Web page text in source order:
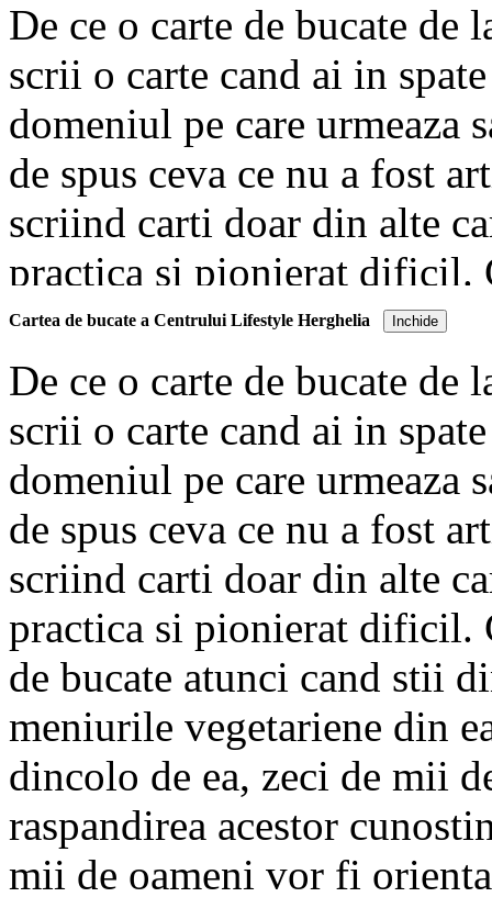
De ce o carte de bucate de
scrii o carte cand ai in
domeniul pe care urmeaza
de spus ceva ce nu a fost
scriind carti doar din alte
practica si pionierat dificil.
de bucate atunci cand stii
meniurile vegetariene din
dincolo de ea, zeci de mii
raspandirea acestor
mii de oameni vor fi
sanatosi si, de ce nu, mai
O carte care se bazeaza pe
nutritionistilor si a
Lifestyle Herghel
Cartea de bucate a Centrului Lifestyle Herghelia Inchide
De ce o carte de bucate de
scrii o carte cand ai in
domeniul pe care urmeaza
de spus ceva ce nu a fost
scriind carti doar din alte
practica si pionierat dificil.
de bucate atunci cand stii
meniurile vegetariene din
dincolo de ea, zeci de mii
raspandirea acestor
mii de oameni vor fi